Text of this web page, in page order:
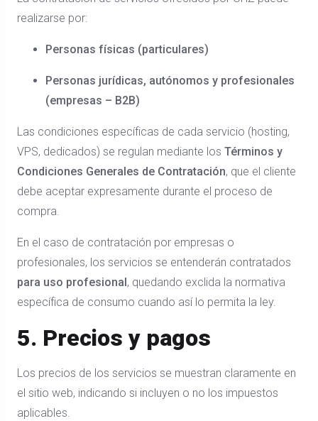
realizarse por:
Personas físicas (particulares)
Personas jurídicas, autónomos y profesionales
(empresas – B2B)
Las condiciones específicas de cada servicio (hosting,
VPS, dedicados) se regulan mediante los Términos y
Condiciones Generales de Contratación, que el cliente
debe aceptar expresamente durante el proceso de
compra.
En el caso de contratación por empresas o
profesionales, los servicios se entenderán contratados
para uso profesional , quedando exclida la normativa
específica de consumo cuando así lo permita la ley.
5. Precios y pagos
Los precios de los servicios se muestran claramente en
el sitio web, indicando si incluyen o no los impuestos
aplicables.